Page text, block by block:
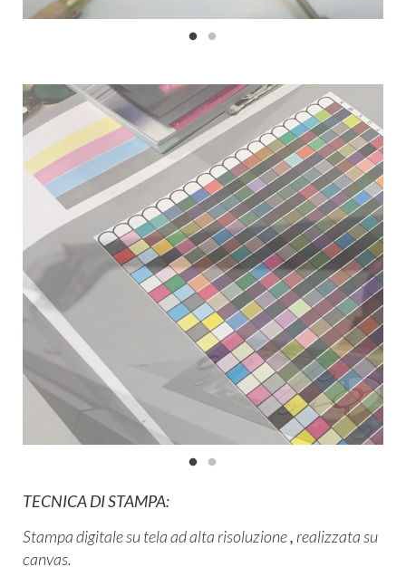
TECNICA DI STAMPA:
Stampa digitale su tela ad alta risoluzione, real​izzata su
canvas.